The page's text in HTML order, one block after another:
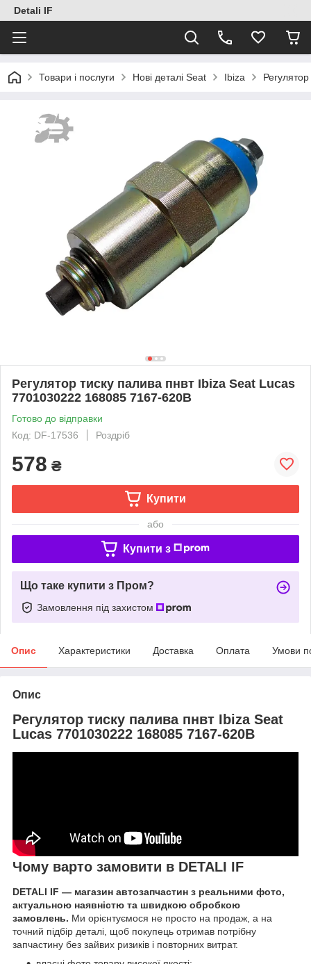
Detali IF
Товари і послуги Нові деталі Seat Ibiza
Регулятор тиску палива пнвт Ibiza Seat Lucas
7701030222 168085 7167-620B
Готово до відправки
Код: DF-17536
Роздріб
578 ₴
Купити
або
Купити з
Що таке купити з Пром?
Замовлення під захистом
Опис Характеристики Доставка Оплата Умови
Опис
Регулятор тиску палива пнвт Ibiza Seat
Lucas 7701030222 168085 7167-620B
Чому варто замовити в DETALI IF
DETALI IF — магазин автозапчастин з реальними фото,
актуальною наявністю та швидкою обробкою
замовлень. Ми орієнтуємося не просто на продаж, а на
точний підбір деталі, щоб покупець отримав потрібну
запчастину без зайвих ризиків і повторних витрат.